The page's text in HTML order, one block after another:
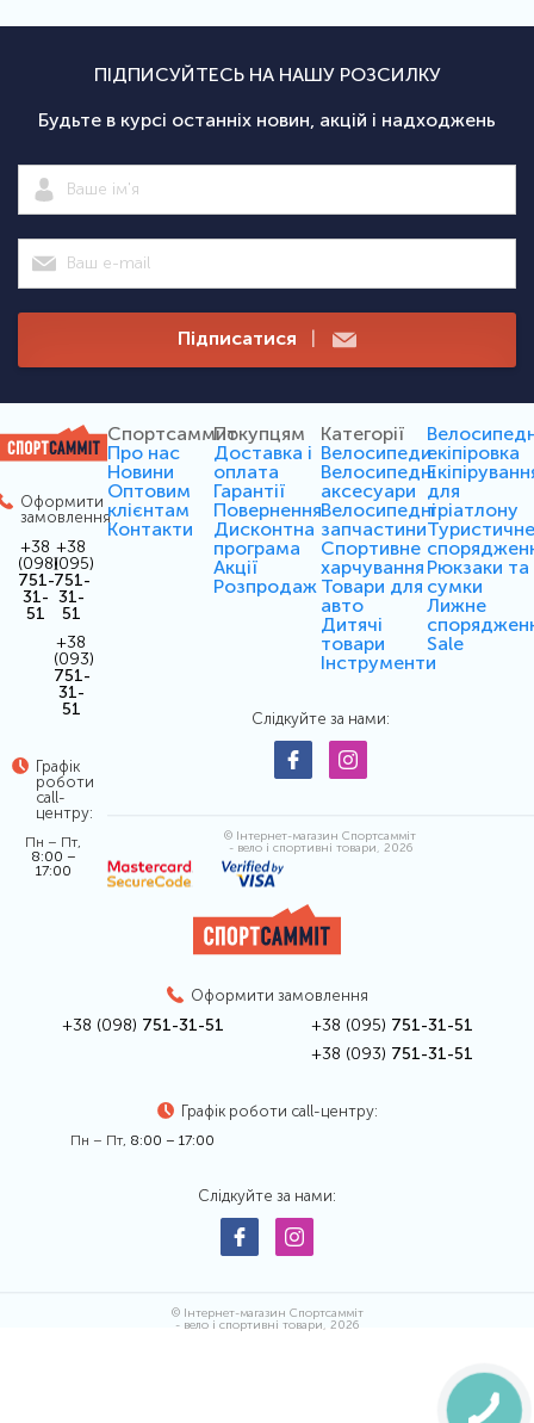
ПІДПИСУЙТЕСЬ НА НАШУ РОЗСИЛКУ
Будьте в курсі останніх новин, акцій і надходжень
Підписатися |
Оформити
замовлення
+38
(098)
751-
31-
51
+38
(095)
751-
31-
51
+38
(093)
751-
31-
51
Графік
роботи
call-
центру:
Пн – Пт,
8:00 –
17:00
Спортсаммит
Про нас
Новини
Оптовим
клієнтам
Контакти
Покупцям
Доставка і
оплата
Гарантії
Повернення
Дисконтна
програма
Акції
Розпродаж
Категорії
Велосипеди
Велосипедні
аксесуари
Велосипедні
запчастини
Спортивне
харчування
Товари для
авто
Дитячі
товари
Інструменти
екіпіровка
для
тріатлону
Рюкзаки та
сумки
Лижне
Sale
Слідкуйте за нами:
© Інтернет-магазин Спортсамміт
- вело і спортивні товари, 2026
Оформити замовлення
+38 (098) 751-31-51 +38 (095) 751-31-51
+38 (093) 751-31-51
Графік роботи call-центру:
Пн – Пт, 8:00 – 17:00
Слідкуйте за нами:
© Інтернет-магазин Спортсамміт
- вело і спортивні товари, 2026